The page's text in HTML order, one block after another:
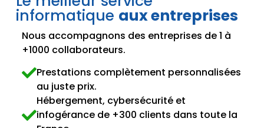
informatique aux entreprises
Nous accompagnons des entreprises de 1 à
+1000 collaborateurs.
Prestations complètement personnalisées
au juste prix.
Hébergement, cybersécurité et
infogérance de +300 clients dans toute la